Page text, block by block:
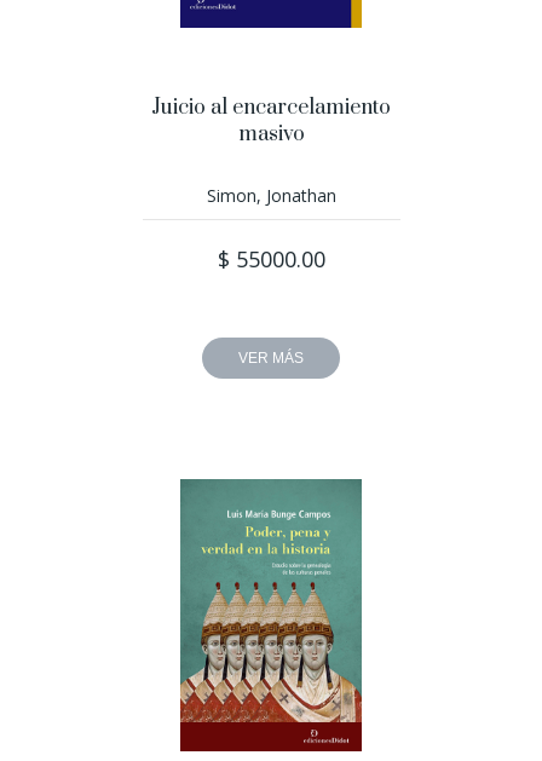
Juicio al encarcelamiento
masivo
Simon, Jonathan
$ 55000.00
VER MÁS